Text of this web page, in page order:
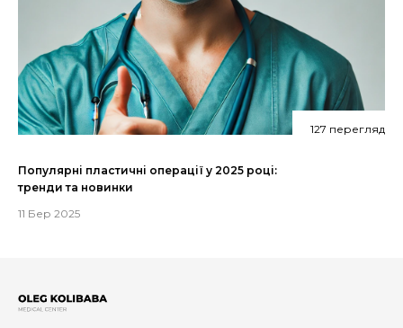
127 перегляд
Популярні пластичні операції у 2025 році:
тренди та новинки
11 Бер 2025